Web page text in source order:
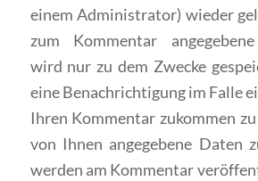
einem Administrator) wieder
zum Kommentar
wird nur zu dem Zwecke
eine Benachrichtigung im Falle
Ihren Kommentar zukommen
von Ihnen angegebene Daten
werden am Kommentar